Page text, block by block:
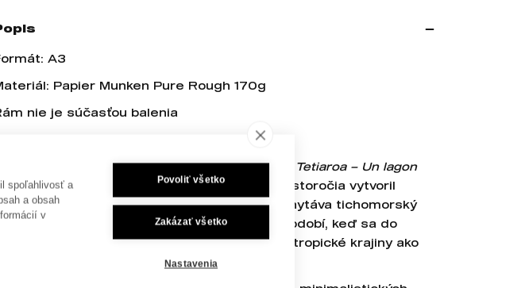
A3
Papier Munken Pure Rough 170g
nie je súčasťou balenia
Tento print vychádza z albumínovej fotografie
Tetiaroa – Un lagon
Paumotu
, ktorú v 80. alebo 90. rokoch 19. storočia vytvoril
fotograf Charles Spitz. Záber zachytáva tichomorský
Tetiaroa, súčasť súostrovia Tuamotu, v období, keď sa do
vizuálneho jazyka Západu postupne dostávali tropické krajiny ako
spoľahlivosť a
a obsah
v
Povoliť všetko
Zakázať všetko
Nastavenia